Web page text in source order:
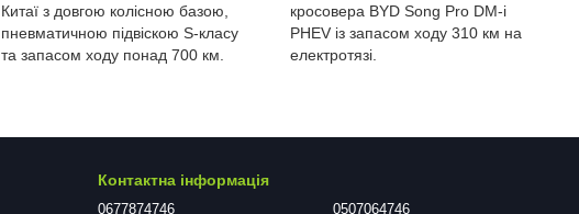
Китаї з довгою колісною базою,
пневматичною підвіскою S-класу
та запасом ходу понад 700 км.
кросовера BYD Song Pro DM-i
PHEV із запасом ходу 310 км на
електротязі.
Контактна інформація
0677874746 0507064746